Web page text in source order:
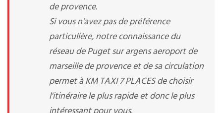
de provence.
Si vous n'avez pas de préférence
particulière, notre connaissance du
réseau de Puget sur argens aeroport de
marseille de provence et de sa circulation
permet à KM TAXI 7 PLACES de choisir
l'itinéraire le plus rapide et donc le plus